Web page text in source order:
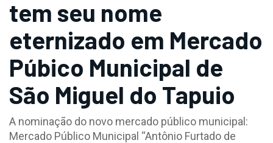
tem seu nome
eternizado em Mercado
Púbico Municipal de
São Miguel do Tapuio
A nominação do novo mercado público municipal:
Mercado Público Municipal “Antônio Furtado de